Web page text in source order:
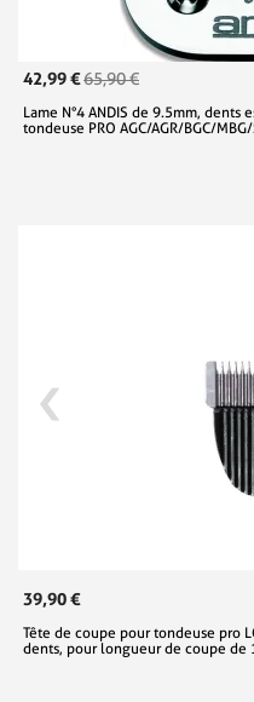
42,99 €65,90 €
Lame N°4 ANDIS de 9.5mm,
tondeuse PRO AGC/AGR/BGC/
39,90 €
Tête de coupe pour tondeuse pro
dents, pour longueur de coupe de